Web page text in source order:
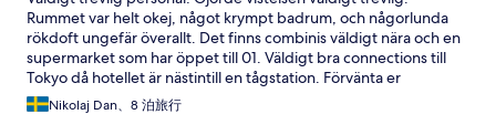
Rummet var helt okej, något krympt badrum, och någorlunda
rökdoft ungefär överallt. Det finns combinis väldigt nära och en
supermarket som har öppet till 01. Väldigt bra connections till
Tokyo då hotellet är nästintill en tågstation. Förvänta er
någorlunda tågbuller. Kan bli jobbigt för den som har svårt att
somna, inget jag personligen märkte av så mycket dock.
Nikolaj Dan、8 泊旅行